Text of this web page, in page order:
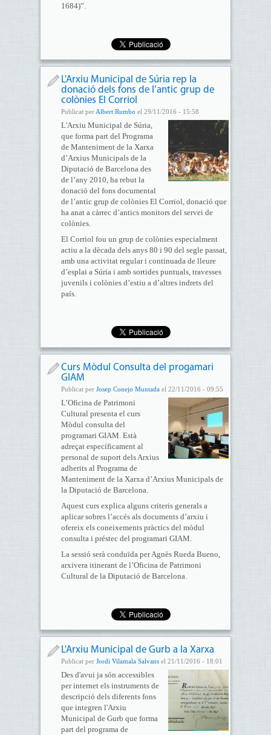
1684)”.
L'Arxiu Municipal de Súria rep la
donació dels fons de l’antic grup de
colònies El Corriol
Publicat per Albert Rumbo el 29/11/2016 - 15:58
L'Arxiu Municipal de Súria,
que forma part del Programa
de Manteniment de la Xarxa
d’Arxius Municipals de la
Diputació de Barcelona des
de l’any 2010, ha rebut la
donació del fons documental
de l’antic grup de colònies El Corriol, donació que
ha anat a càrrec d’antics monitors del servei de
colònies.
El Corriol fou un grup de colònies especialment
actiu a la dècada dels anys 80 i 90 del segle passat,
amb una activitat regular i continuada de lleure
d’esplai a Súria i amb sortides puntuals, travesses
juvenils i colònies d’estiu a d’altres indrets del
país.
Curs Mòdul Consulta del progamari
GIAM
Publicat per Josep Conejo Muntadael 22/11/2016 - 09:55
L’Oficina de Patrimoni
Cultural presenta el curs
Mòdul consulta del
programari GIAM. Està
adreçat específicament al
personal de suport dels Arxius
adherits al Programa de
Manteniment de la Xarxa d’Arxius Municipals de
la Diputació de Barcelona.
Aquest curs explica alguns criteris generals a
aplicar sobres l’accés als documents d’arxiu i
ofereix els coneixements pràctics del mòdul
consulta i préstec del programari GIAM.
La sessió serà conduïda per Agnès Rueda Bueno,
arxivera itinerant de l’Oficina de Patrimoni
Cultural de la Diputació de Barcelona.
L'Arxiu Municipal de Gurb a la Xarxa
Publicat per Jordi Vilamala Salvansel 21/11/2016 - 18:01
Des d'avui ja són accessibles
per internet els instruments de
descripció dels diferents fons
que integren l'Arxiu
Municipal de Gurb que forma
part del programa de